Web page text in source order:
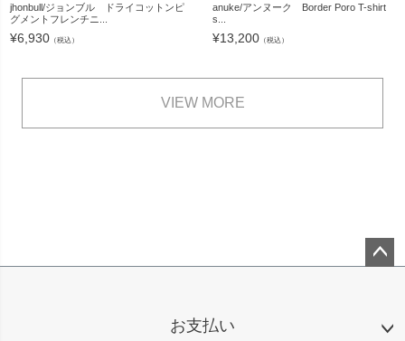
jhonbull/ジョンブル ドライコットンピ
グメントフレンチニ...
¥6,930 （税込）
anuke/アンヌーク Border Poro T-shirt
s...
¥13,200 （税込）
VIEW MORE
お支払い